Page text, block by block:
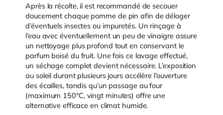
Après la récolte, il est recommandé de secouer
doucement chaque pomme de pin afin de déloger
d’éventuels insectes ou impuretés. Un rinçage à
l’eau avec éventuellement un peu de vinaigre assure
un nettoyage plus profond tout en conservant le
parfum boisé du fruit. Une fois ce lavage effectué,
un séchage complet devient nécessaire. L’exposition
au soleil durant plusieurs jours accélère l’ouverture
des écailles, tandis qu’un passage au four
(maximum 150°C, vingt minutes) offre une
alternative efficace en climat humide.